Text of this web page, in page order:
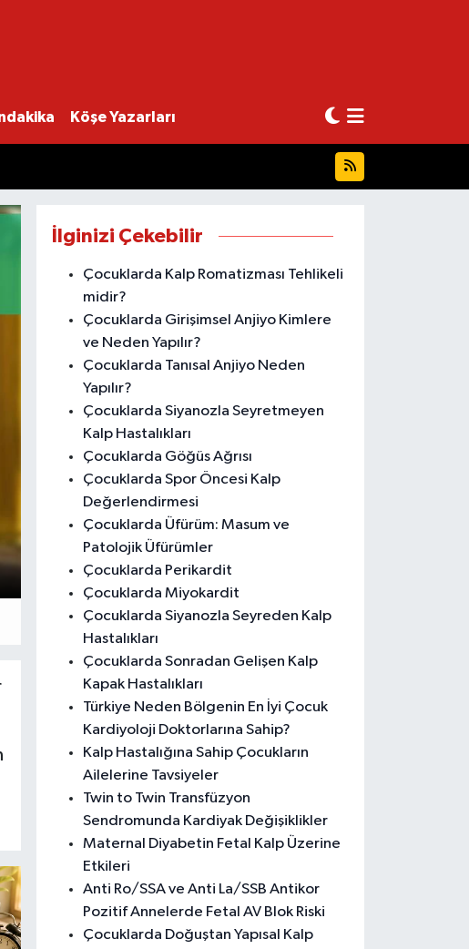
Köşe Yazarları
Samsun’da Kaç Park Var? Güncel
İlginizi Çekebilir
Çocuklarda Kalp Romatizması Tehlikeli
midir?
Çocuklarda Girişimsel Anjiyo Kimlere
ve Neden Yapılır?
Çocuklarda Tanısal Anjiyo Neden
Yapılır?
Çocuklarda Siyanozla Seyretmeyen
Kalp Hastalıkları
Çocuklarda Göğüs Ağrısı
Çocuklarda Spor Öncesi Kalp
Değerlendirmesi
Çocuklarda Üfürüm: Masum ve
Patolojik Üfürümler
Çocuklarda Perikardit
Çocuklarda Miyokardit
Çocuklarda Siyanozla Seyreden Kalp
Hastalıkları
Çocuklarda Sonradan Gelişen Kalp
Kapak Hastalıkları
Türkiye Neden Bölgenin En İyi Çocuk
Kardiyoloji Doktorlarına Sahip?
Kalp Hastalığına Sahip Çocukların
Ailelerine Tavsiyeler
Twin to Twin Transfüzyon
Sendromunda Kardiyak Değişiklikler
Maternal Diyabetin Fetal Kalp Üzerine
Etkileri
Anti Ro/SSA ve Anti La/SSB Antikor
Pozitif Annelerde Fetal AV Blok Riski
Çocuklarda Doğuştan Yapısal Kalp